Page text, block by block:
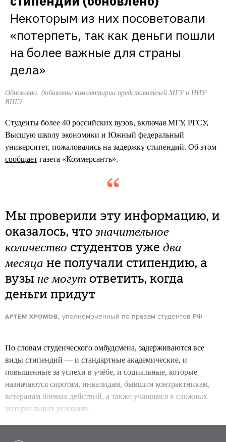
Некоторым из них посоветовали
«потерпеть, так как деньги пошли
на более важные для страны
дела»
Обновлено: добавлены комментарии представителей МГУ и НИУ
ВШЭ
Студенты более 40 российских вузов, включая МГУ, РГСУ,
Высшую школу экономики и Южный федеральный
университет, пожаловались на задержку стипендий. Об этом
сообщает газета «Коммерсантъ».
Мы проверили эту информацию, и
оказалось, чтозначительное
количество студентов уже два
месяца не получали стипендию, а
вузы не могут ответить, когда
деньги придут
АРТЁМ ХРОМОВ, уполномоченный по правам студентов РФ
По словам студенческого омбудсмена, задерживаются все
виды стипендий — и стандартные академические, и
повышенные за успехи в учёбе, и социальные, которые
назначаются сиротам, инвалидам, бывшим контрактникам,
ветеранам боевых действий, а также учащимся в сложных
материальных условиях.